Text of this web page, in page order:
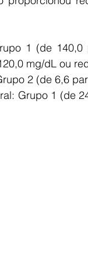
1 (de
mg/dL ou
2 (de 6,6
Grupo 1 (de